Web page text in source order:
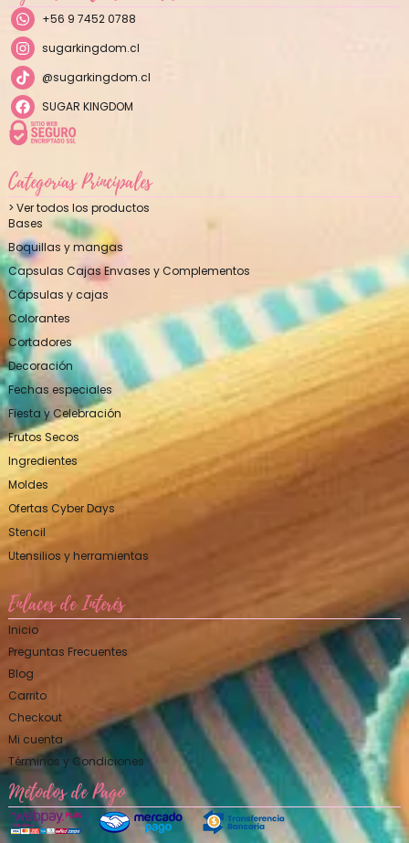
+56 9 7452 0788
sugarkingdom.cl
@sugarkingdom.cl
SUGAR KINGDOM
Categorías Principales
> Ver todos los productos
Bases
Boquillas y mangas
Capsulas Cajas Envases y Complementos
Cápsulas y cajas
Colorantes
Cortadores
Decoración
Fechas especiales
Fiesta y Celebración
Frutos Secos
Ingredientes
Moldes
Ofertas Cyber Days
Stencil
Utensilios y herramientas
Enlaces de Interés
Inicio
Preguntas Frecuentes
Blog
Carrito
Checkout
Mi cuenta
Términos y Condiciones
Métodos de Pago